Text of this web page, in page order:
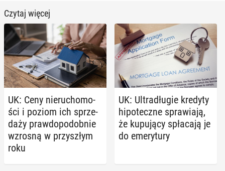
Czytaj więcej
UK: Ceny nie­ru­cho­mo­
ści i poziom ich sprze­
da­ży praw­do­po­dob­nie
wzrosną w przy­szłym
roku
UK: Ul­tra­dłu­gie kredyty
hi­po­tecz­ne spra­wia­ją,
że ku­pu­ją­cy spła­ca­ją je
do eme­ry­tu­ry